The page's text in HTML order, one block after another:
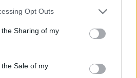
app uses one or more Google
usage behaviour. You may click to
Google and its third-party tags to
purposes in below Google
Opt Outs
Sharing of my
Sale of my